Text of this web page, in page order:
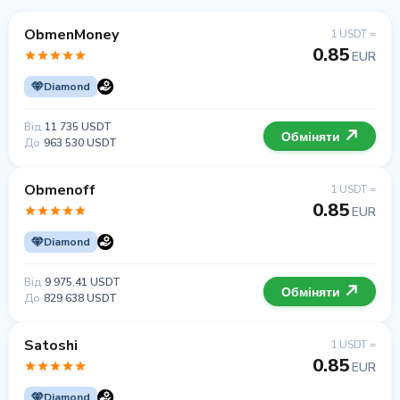
ObmenMoney
Diamond
1 USDT =
0.85EUR
Від 11 735 USDT
До 963 530 USDT Обміняти
Obmenoff
Diamond
1 USDT =
0.85EUR
Від 9 975.41 USDT
До 829 638 USDT Обміняти
Satoshi 1 USDT =
0.85EUR